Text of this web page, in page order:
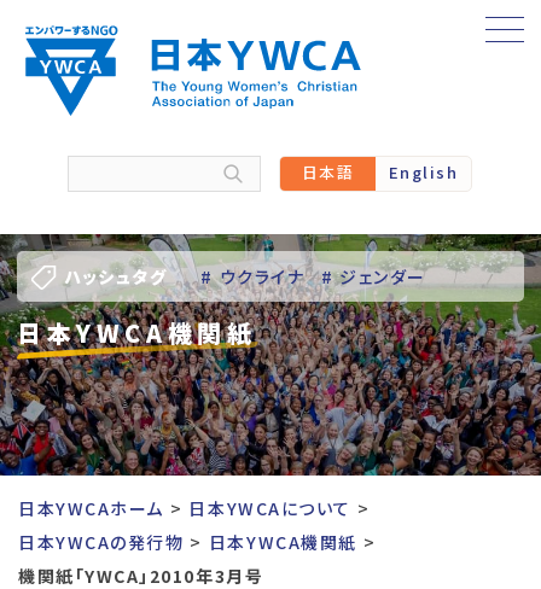
content
日本語 English
ハッシュタグ # ウクライナ # ジェンダー
# バーチャル訪問 # パレスチナ
# 人権 # 国際協力
# 地域YWCA # 平和
# 東日本大震災被災者支援
# 若い女性のリーダーシップ
日本YWCA機関紙
日本YWCAホーム
日本YWCAについて
日本YWCAの発行物
日本YWCA機関紙
機関紙「YWCA」2010年3月号